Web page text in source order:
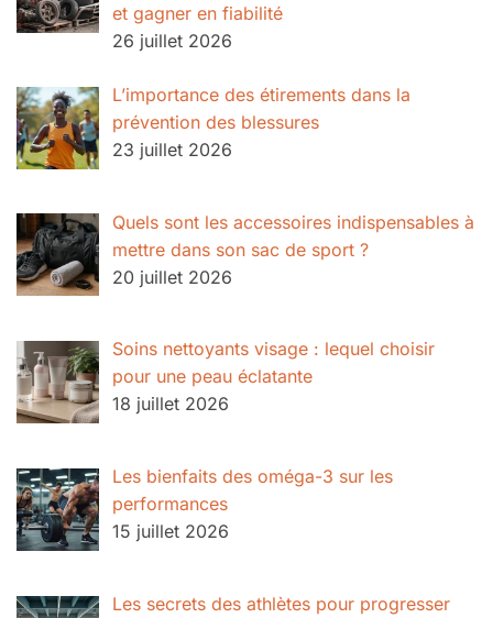
et gagner en fiabilité
26 juillet 2026
L’importance des étirements dans la
prévention des blessures
23 juillet 2026
Quels sont les accessoires indispensables à
mettre dans son sac de sport ?
20 juillet 2026
Soins nettoyants visage : lequel choisir
pour une peau éclatante
18 juillet 2026
Les bienfaits des oméga-3 sur les
performances
15 juillet 2026
Les secrets des athlètes pour progresser